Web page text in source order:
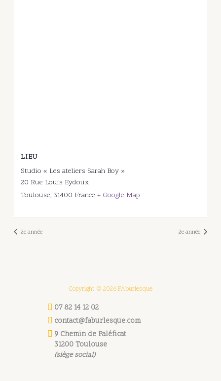
LIEU
Studio « Les ateliers Sarah Boy »
20 Rue Louis Eydoux
Toulouse, 31400 France + Google Map
2e année 2e année
Copyright © 2026 FAburlesque
07 82 14 12 02
contact@faburlesque.com
9 Chemin de Paléficat
31200 Toulouse
(siège social)